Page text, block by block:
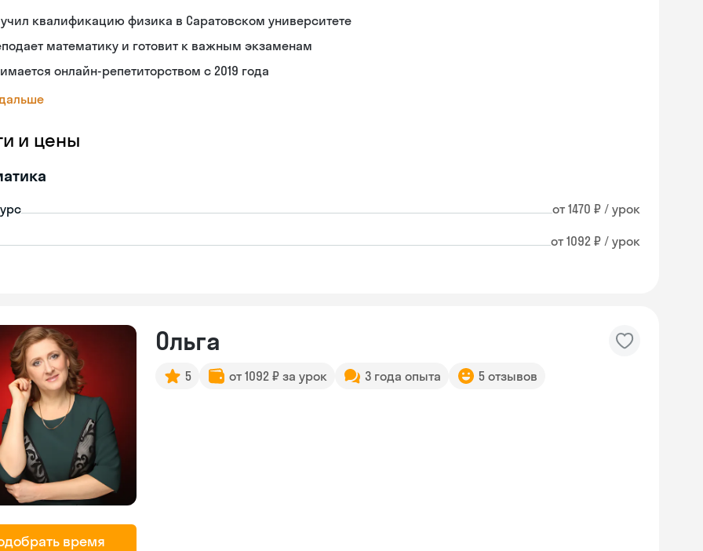
квалификацию физика в Саратовском университете
математику и готовит к важным экзаменам
онлайн-репетиторством с 2019 года
и цены
от 1470 ₽ / урок
от 1092 ₽ / урок
время
Ольга
5 от 1092 ₽ за урок 3 года опыта 5 отзывов